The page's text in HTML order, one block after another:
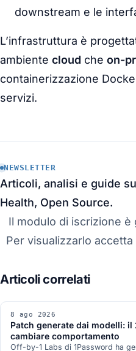
8 ago 2026
Patch generate dai modelli:
cambiare comportamento
Off-by-1 Labs di 1Password ha
downstream e le
L’infrastruttura è
ambiente cloud che on-
containerizzazione
servizi.
NEWSLETTER
Articoli, analisi e guide
Health, Open Source.
Il modulo di iscrizione è
Per visualizzarlo accetta